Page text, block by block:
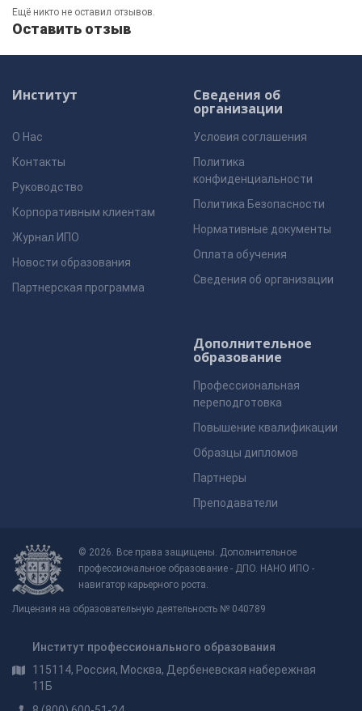
Ещё никто не оставил отзывов.
Оставить отзыв
Институт
О Нас
Контакты
Руководство
Корпоративным клиентам
Журнал ИПО
Новости образования
Партнерская программа
Сведения об
организации
Условия соглашения
Политика
конфиденциальности
Политика Безопасности
Нормативные документы
Оплата обучения
Сведения об организации
Дополнительное
образование
Профессиональная
переподготовка
Повышение квалификации
Образцы дипломов
Партнеры
Преподаватели
© 2026. Все права защищены. Дополнительное
профессиональное образование - ДПО. НАНО ИПО -
навигатор карьерного роста.
Лицензия на образовательную деятельность № 040789
Институт профессионального образования
115114, Россия, Москва, Дербеневская набережная
11Б